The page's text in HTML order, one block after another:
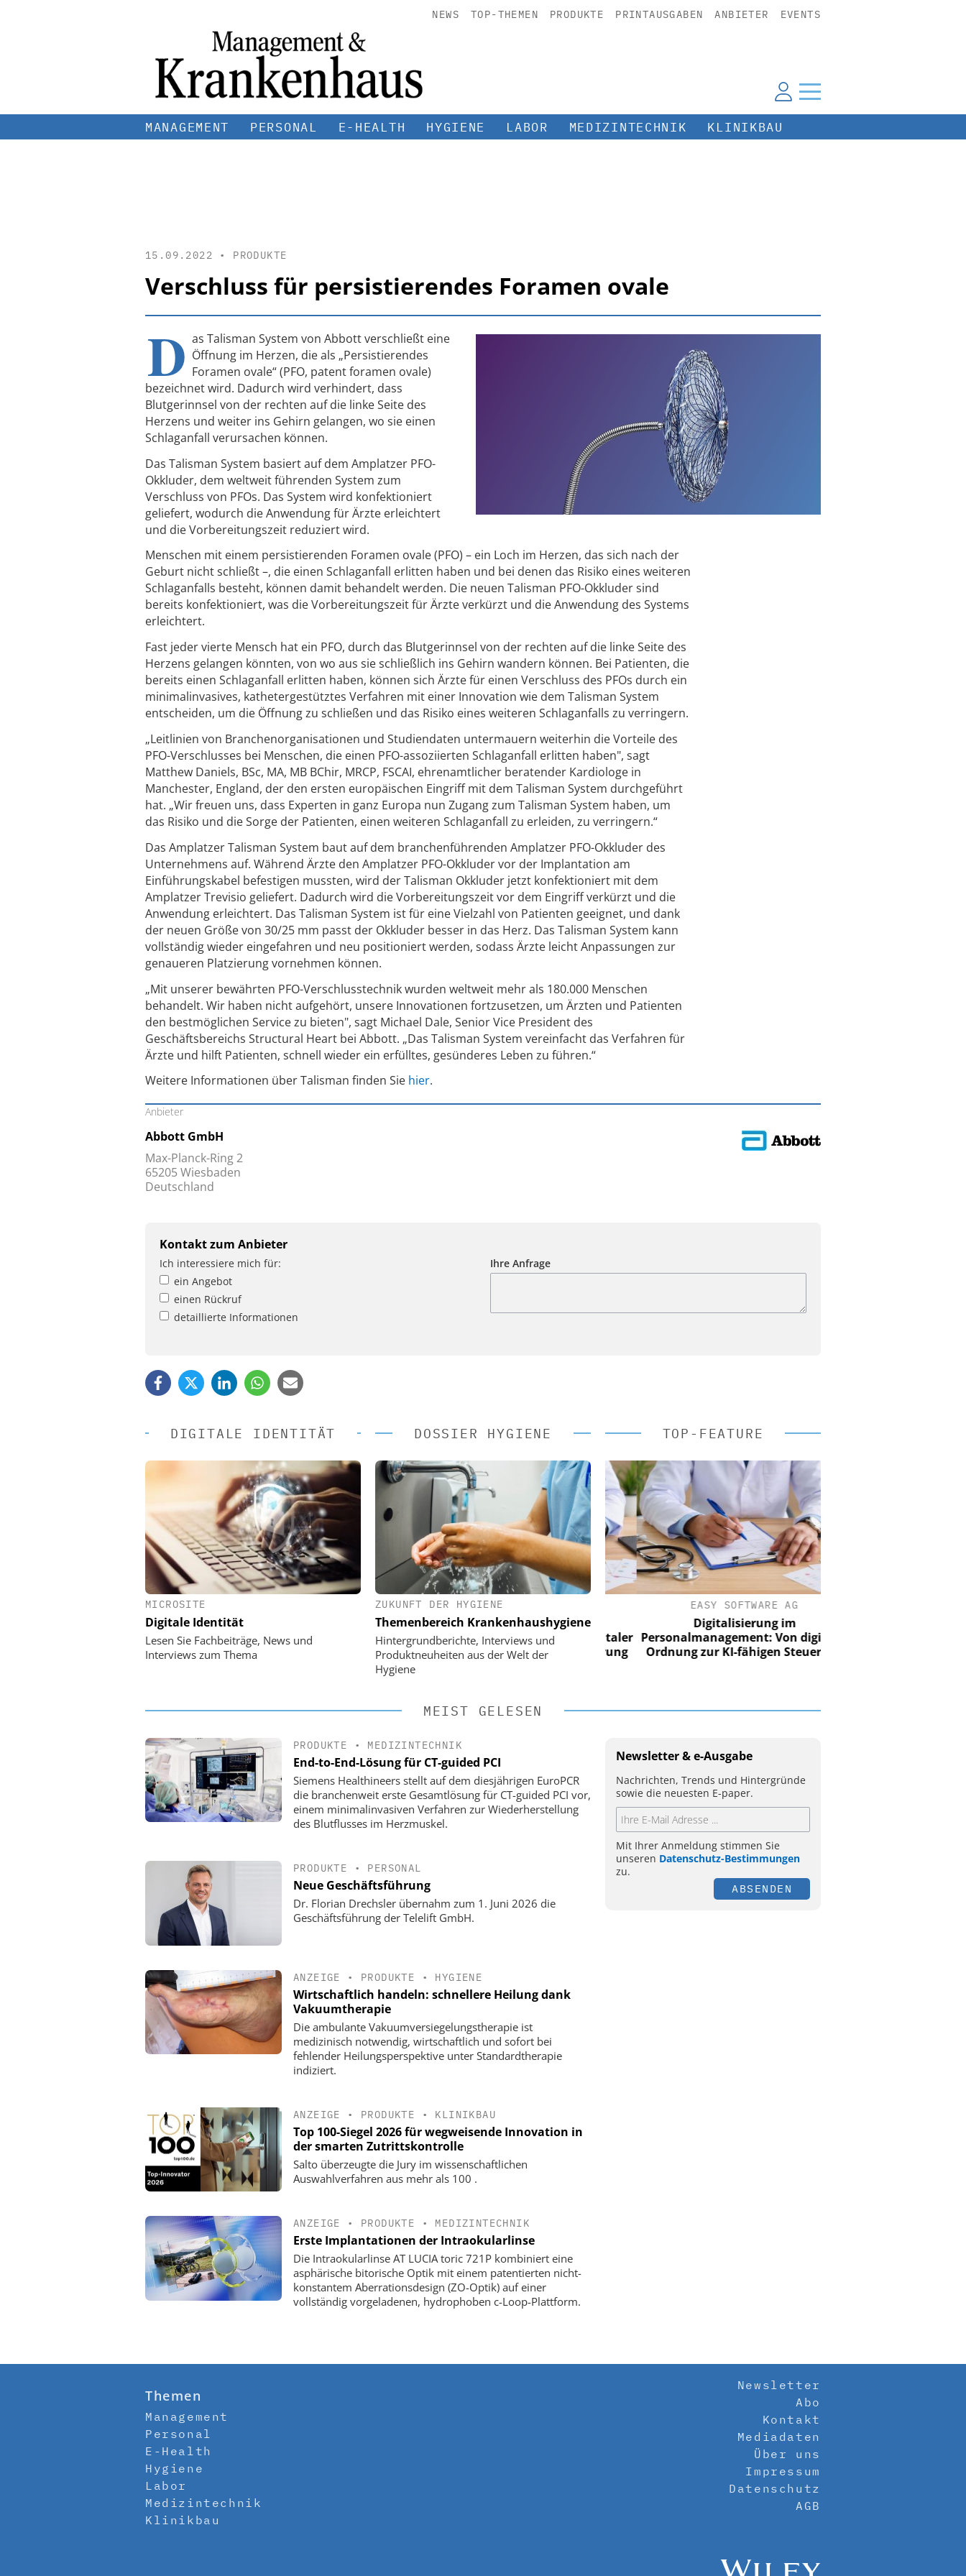
NEWS TOP-THEMEN PRODUKTE PRINTAUSGABEN ANBIETER EVENTS
MANAGEMENT PERSONAL E-HEALTH HYGIENE LABOR MEDIZINTECHNIK KLINIKBAU
15.09.2022 • PRODUKTE
Verschluss für persistierendes Foramen ovale
D as Talisman System von Abbott verschließt eine
Öffnung im Herzen, die als „Persistierendes
Foramen ovale“ (PFO, patent foramen ovale)
bezeichnet wird. Dadurch wird verhindert, dass
Blutgerinnsel von der rechten auf die linke Seite des
Herzens und weiter ins Gehirn gelangen, wo sie einen
Schlaganfall verursachen können.
Das Talisman System basiert auf dem Amplatzer PFO-
Okkluder, dem weltweit führenden System zum
Verschluss von PFOs. Das System wird konfektioniert
geliefert, wodurch die Anwendung für Ärzte erleichtert
und die Vorbereitungszeit reduziert wird.
Menschen mit einem persistierenden Foramen ovale (PFO) – ein Loch im Herzen, das sich nach der
Geburt nicht schließt –, die einen Schlaganfall erlitten haben und bei denen das Risiko eines weiteren
Schlaganfalls besteht, können damit behandelt werden. Die neuen Talisman PFO-Okkluder sind
bereits konfektioniert, was die Vorbereitungszeit für Ärzte verkürzt und die Anwendung des Systems
erleichtert.
Fast jeder vierte Mensch hat ein PFO, durch das Blutgerinnsel von der rechten auf die linke Seite des
Herzens gelangen könnten, von wo aus sie schließlich ins Gehirn wandern können. Bei Patienten, die
bereits einen Schlaganfall erlitten haben, können sich Ärzte für einen Verschluss des PFOs durch ein
minimalinvasives, kathetergestütztes Verfahren mit einer Innovation wie dem Talisman System
entscheiden, um die Öffnung zu schließen und das Risiko eines weiteren Schlaganfalls zu verringern.
„Leitlinien von Branchenorganisationen und Studiendaten untermauern weiterhin die Vorteile des
PFO-Verschlusses bei Menschen, die einen PFO-assoziierten Schlaganfall erlitten haben", sagt
Matthew Daniels, BSc, MA, MB BChir, MRCP, FSCAI, ehrenamtlicher beratender Kardiologe in
Manchester, England, der den ersten europäischen Eingriff mit dem Talisman System durchgeführt
hat. „Wir freuen uns, dass Experten in ganz Europa nun Zugang zum Talisman System haben, um
das Risiko und die Sorge der Patienten, einen weiteren Schlaganfall zu erleiden, zu verringern.“
Das Amplatzer Talisman System baut auf dem branchenführenden Amplatzer PFO-Okkluder des
Unternehmens auf. Während Ärzte den Amplatzer PFO-Okkluder vor der Implantation am
Einführungskabel befestigen mussten, wird der Talisman Okkluder jetzt konfektioniert mit dem
Amplatzer Trevisio geliefert. Dadurch wird die Vorbereitungszeit vor dem Eingriff verkürzt und die
Anwendung erleichtert. Das Talisman System ist für eine Vielzahl von Patienten geeignet, und dank
der neuen Größe von 30/25 mm passt der Okkluder besser in das Herz. Das Talisman System kann
vollständig wieder eingefahren und neu positioniert werden, sodass Ärzte leicht Anpassungen zur
genaueren Platzierung vornehmen können.
„Mit unserer bewährten PFO-Verschlusstechnik wurden weltweit mehr als 180.000 Menschen
behandelt. Wir haben nicht aufgehört, unsere Innovationen fortzusetzen, um Ärzten und Patienten
den bestmöglichen Service zu bieten", sagt Michael Dale, Senior Vice President des
Geschäftsbereichs Structural Heart bei Abbott. „Das Talisman System vereinfacht das Verfahren für
Ärzte und hilft Patienten, schnell wieder ein erfülltes, gesünderes Leben zu führen.“
Weitere Informationen über Talisman finden Sie hier.
Anbieter
Abbott GmbH
Max-Planck-Ring 2
65205 Wiesbaden
Deutschland
Kontakt zum Anbieter
Ich interessiere mich für:
ein Angebot
einen Rückruf
detaillierte Informationen
Ihre Anfrage
DIGITALE IDENTITÄT
MICROSITE
Digitale Identität
Lesen Sie Fachbeiträge, News und
Interviews zum Thema
DOSSIER HYGIENE
ZUKUNFT DER HYGIENE
Themenbereich Krankenhaushygiene
Hintergrundberichte, Interviews und
Produktneuheiten aus der Welt der
Hygiene
TOP-FEATURE
Digitalisierung im
Personalmanagement: Von digitaler
Ordnung zur KI-fähigen Steuerung
EASY SOFTWARE AG
Digitalisierung im
Personalmanagement: Von digitaler
Ordnung zur KI-fähigen Steuerung
EASY SOFTWARE AG
Digitalisierung im
Personalmanagement: Von digitaler
Ordnung zur KI-fähigen Steuerung
MEIST GELESEN
PRODUKTE • MEDIZINTECHNIK
End-to-End-Lösung für CT-guided PCI
Siemens Healthineers stellt auf dem diesjährigen EuroPCR
die branchenweit erste Gesamtlösung für CT-guided PCI vor,
einem minimalinvasiven Verfahren zur Wiederherstellung
des Blutflusses im Herzmuskel.
PRODUKTE • PERSONAL
Neue Geschäftsführung
Dr. Florian Drechsler übernahm zum 1. Juni 2026 die
Geschäftsführung der Telelift GmbH.
ANZEIGE • PRODUKTE • HYGIENE
Wirtschaftlich handeln: schnellere Heilung dank
Vakuumtherapie
Die ambulante Vakuumversiegelungstherapie ist
medizinisch notwendig, wirtschaftlich und sofort bei
fehlender Heilungsperspektive unter Standardtherapie
indiziert.
ANZEIGE • PRODUKTE • KLINIKBAU
Top 100-Siegel 2026 für wegweisende Innovation in
der smarten Zutrittskontrolle
Salto überzeugte die Jury im wissenschaftlichen
Auswahlverfahren aus mehr als 100 .
ANZEIGE • PRODUKTE • MEDIZINTECHNIK
Erste Implantationen der Intraokularlinse
Die Intraokularlinse AT LUCIA toric 721P kombiniert eine
asphärische bitorische Optik mit einem patentierten nicht-
konstantem Aberrationsdesign (ZO-Optik) auf einer
vollständig vorgeladenen, hydrophoben c-Loop-Plattform.
Newsletter & e-Ausgabe
Nachrichten, Trends und Hintergründe
sowie die neuesten E-paper.
Mit Ihrer Anmeldung stimmen Sie
unseren Datenschutz-Bestimmungen
zu.
ABSENDEN
Themen
Management
Personal
E-Health
Hygiene
Labor
Medizintechnik
Klinikbau
Newsletter
Abo
Kontakt
Mediadaten
Über uns
Impressum
Datenschutz
AGB